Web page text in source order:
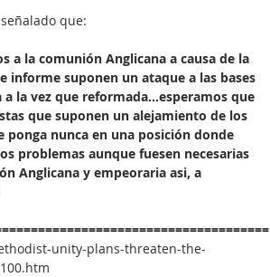
que:
a la comunión Anglicana a causa de la
informe suponen un ataque a las bases
la vez que reformada...esperamos que
que suponen un alejamiento de los
ponga nunca en una posición donde
problemas aunque fuesen necesarias
Anglicana y empeoraria asi, a
unity-plans-threaten-the-